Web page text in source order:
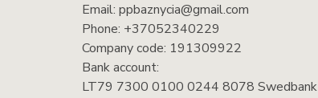
Email: ppbaznycia@gmail.com
Phone: +37052340229
Company code: 191309922
Bank account:
LT79 7300 0100 0244 8078 Swedbank